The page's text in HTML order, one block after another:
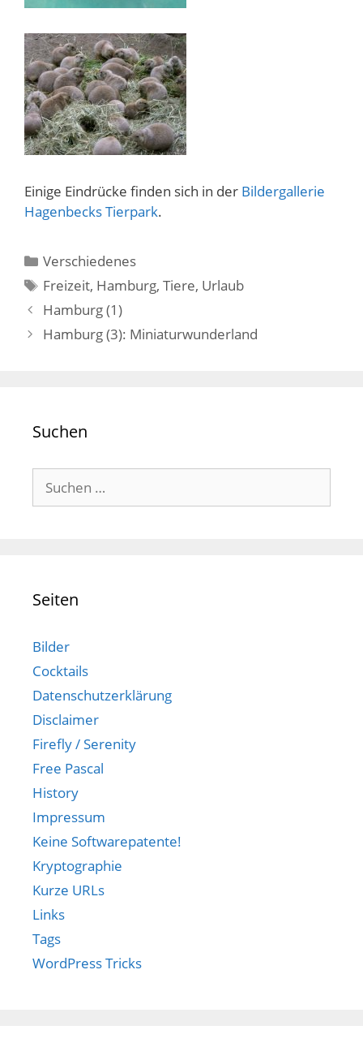
Einige Eindrücke finden sich in der Bildergallerie
Hagenbecks Tierpark.
Kategorien
Verschiedenes
Schlagwörter
Freizeit, Hamburg,Tiere, Urlaub
Hamburg (1)
Hamburg (3): Miniaturwunderland
Suchen
nach:
Seiten
Bilder
Cocktails
Datenschutzerklärung
Disclaimer
Firefly / Serenity
Free Pascal
History
Impressum
Keine Softwarepatente!
Kryptographie
Kurze URLs
Links
Tags
WordPress Tricks